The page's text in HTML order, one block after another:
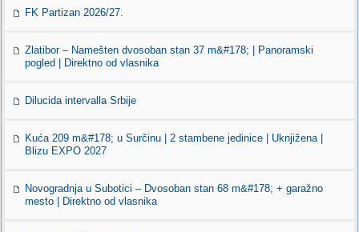
FK Partizan 2026/27.
Zlatibor – Namešten dvosoban stan 37 m&#178; | Panoramski
pogled | Direktno od vlasnika
Dilucida intervalla Srbije
Kuća 209 m&#178; u Surčinu | 2 stambene jedinice | Uknjižena |
Blizu EXPO 2027
Novogradnja u Subotici – Dvosoban stan 68 m&#178; + garažno
mesto | Direktno od vlasnika